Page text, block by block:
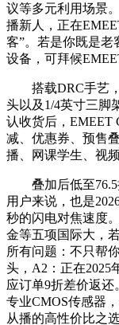
议等多元利用场景
播新人，正在
客”。若是你既是老
设备，可拜候
搭载DRC手艺，
头以及1/4英寸三脚
认收货后，EMEET
减、优惠券、预售
播、网课学生、视
叠加后低至76.5
用户来说，也是
秒的闪电对焦速度
金等五项国际大，
所有问题：不只帮
头，A2：正在2025
应订单9折差价返还
专业CMOS传感器
从播的高性价比之